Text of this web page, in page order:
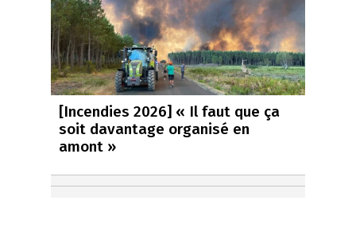
[Incendies 2026] « Il faut que ça
soit davantage organisé en
amont »